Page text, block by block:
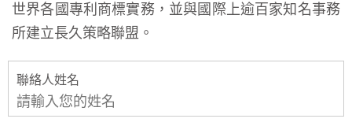
世界各國專利商標實務，並與國際上逾百家知名事務
所建立長久策略聯盟。
聯絡人姓名